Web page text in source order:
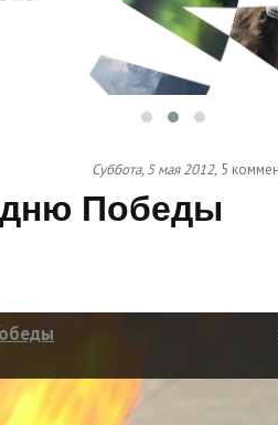
Суббота, 5 мая 2012, 5
дню Победы